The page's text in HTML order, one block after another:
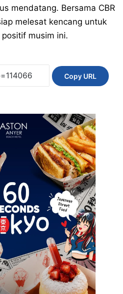
mendatang. Bersama CBR
melesat kencang untuk
musim ini.
Copy URL